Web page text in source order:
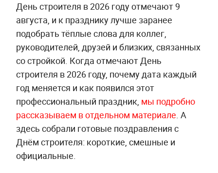
День строителя в 2026 году отмечают 9
августа, и к празднику лучше заранее
подобрать тёплые слова для коллег,
руководителей, друзей и близких, связанных
со стройкой. Когда отмечают День
строителя в 2026 году, почему дата каждый
год меняется и как появился этот
профессиональный праздник, мы подробно
рассказываем в отдельном материале. А
здесь собрали готовые поздравления с
Днём строителя: короткие, смешные и
официальные.